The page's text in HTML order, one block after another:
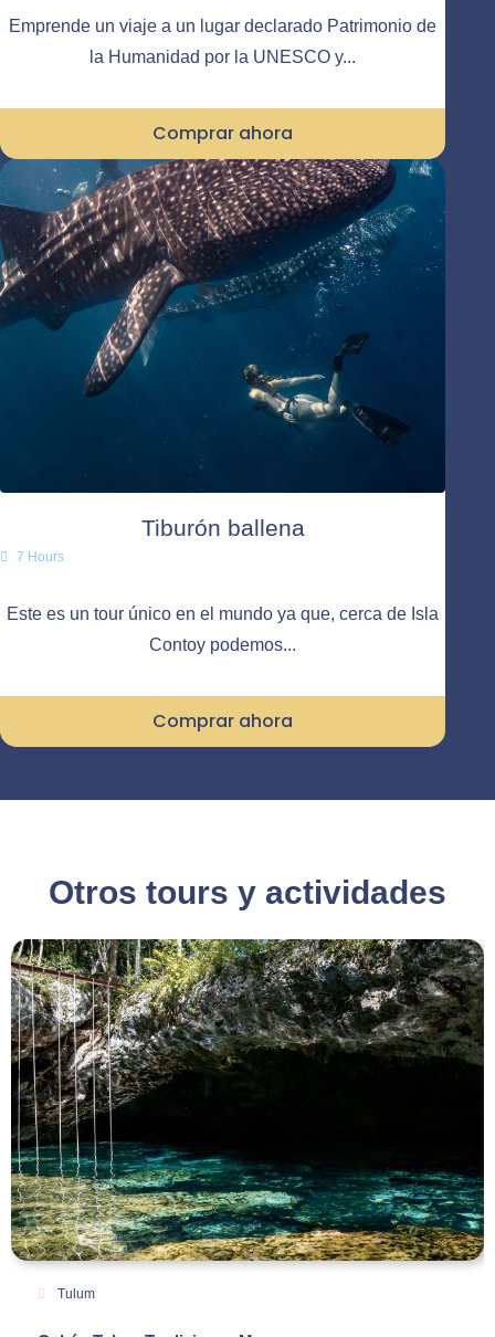
Emprende un viaje a un lugar declarado Patrimonio de
la Humanidad por la UNESCO y...
Comprar ahora
Tiburón ballena
7 Hours
Este es un tour único en el mundo ya que, cerca de Isla
Contoy podemos...
Comprar ahora
Otros tours y actividades
Tulum